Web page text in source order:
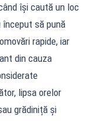
își caută un loc
început să pună
rapide, iar
din cauza
lipsa orelor
grădiniță și